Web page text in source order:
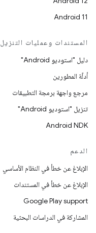
Android 11
المستندات وعمليات التنزيل
دليل "استوديو Android"
أدلّة المطورين
مرجع واجهة برمجة التطبيقات
تنزيل "استوديو Android"
Android NDK
الدعم
الإبلاغ عن خطأ في النظام الأساسي
الإبلاغ عن خطأ في المستندات
Google Play support
المشاركة في الدراسات البحثية